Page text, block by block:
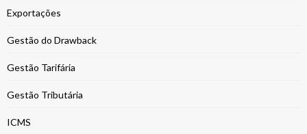
Exportações
Gestão do Drawback
Gestão Tarifária
Gestão Tributária
ICMS